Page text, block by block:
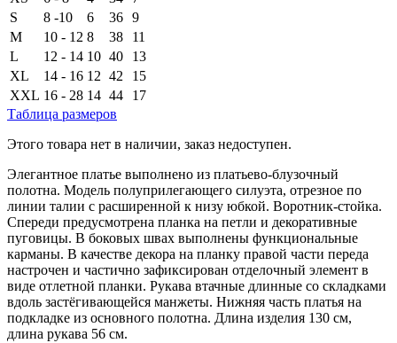
S
8 -10 6 36 9
M
10 - 12 8 38
11
L
12 - 14 10 40
13
XL
14 - 16 12 42
15
XXL 16 - 28 14 44
17
Таблица размеров
Этого товара нет в наличии, заказ недоступен.
Элегантное платье выполнено из платьево-блузочный
полотна. Модель полуприлегающего силуэта, отрезное по
линии талии с расширенной к низу юбкой. Воротник-стойка.
Спереди предусмотрена планка на петли и декоративные
пуговицы. В боковых швах выполнены функциональные
карманы. В качестве декора на планку правой части переда
настрочен и частично зафиксирован отделочный элемент в
виде отлетной планки. Рукава втачные длинные со складками
вдоль застёгивающейся манжеты. Нижняя часть платья на
подкладке из основного полотна. Длина изделия 130 см,
длина рукава 56 см.